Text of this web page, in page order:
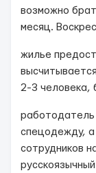
возможно
месяц.
жилье
2-3 человека,
спецодежду, а
сотрудников